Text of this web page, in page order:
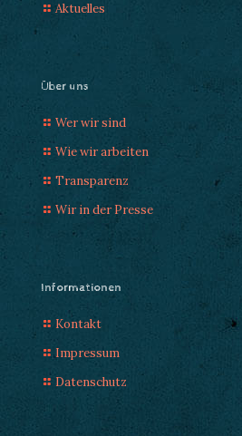
Aktuelles
Über uns
Wer wir sind
Wie wir arbeiten
Transparenz
Wir in der Presse
Informationen
Kontakt
Impressum
Datenschutz